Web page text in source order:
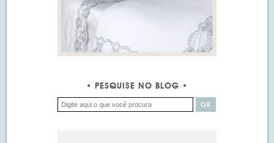
PESQUISE NO BLOG